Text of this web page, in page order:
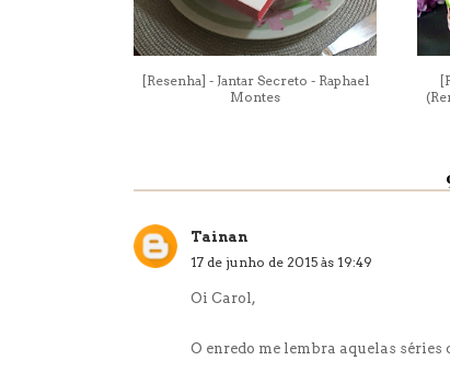
[Resenha] - Jantar Secreto - Raphael
Montes
Tainan
17 de junho de 2015 às 19:49
Oi Carol,
O enredo me lembra aquelas